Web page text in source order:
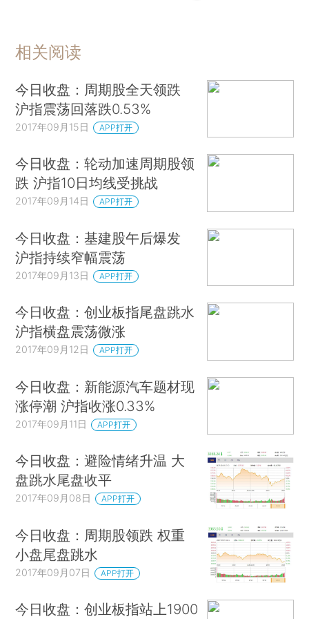
相关阅读
今日收盘：周期股全天领跌
沪指震荡回落跌0.53%
2017年09月15日 APP打开
今日收盘：轮动加速周期股领
跌 沪指10日均线受挑战
2017年09月14日 APP打开
今日收盘：基建股午后爆发
沪指持续窄幅震荡
2017年09月13日 APP打开
今日收盘：创业板指尾盘跳水
沪指横盘震荡微涨
2017年09月12日 APP打开
今日收盘：新能源汽车题材现
涨停潮 沪指收涨0.33%
2017年09月11日 APP打开
今日收盘：避险情绪升温 大
盘跳水尾盘收平
2017年09月08日 APP打开
今日收盘：周期股领跌 权重
小盘尾盘跳水
2017年09月07日 APP打开
今日收盘：创业板指站上1900